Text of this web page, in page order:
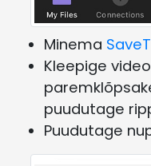
Minema
Kleepige
puudutage
Puudutage